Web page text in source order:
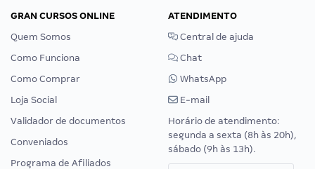
GRAN CURSOS ONLINE
Quem Somos
Como Funciona
Como Comprar
Loja Social
Validador de documentos
Conveniados
Programa de Afiliados
ATENDIMENTO
Central de ajuda
Chat
WhatsApp
E-mail
Horário de atendimento:
segunda a sexta (8h às 20h),
sábado (9h às 13h).